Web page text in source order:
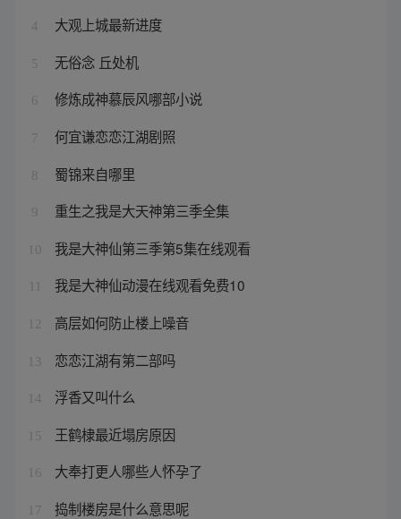
4 大观上城最新进度
5 无俗念 丘处机
6 修炼成神慕辰风哪部小说
7 何宜谦恋恋江湖剧照
8 蜀锦来自哪里
9 重生之我是大天神第三季全集
10 我是大神仙第三季第5集在线观看
我是大神仙动漫在线观看免费10
12 高层如何防止楼上噪音
13 恋恋江湖有第二部吗
14 浮香又叫什么
15 王鹤棣最近塌房原因
16 大奉打更人哪些人怀孕了
17 捣制楼房是什么意思呢